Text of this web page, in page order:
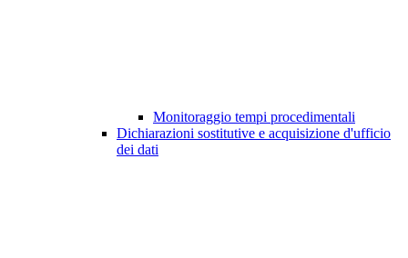
Monitoraggio tempi procedimentali
Dichiarazioni sostitutive e acquisizione d'ufficio
dei dati